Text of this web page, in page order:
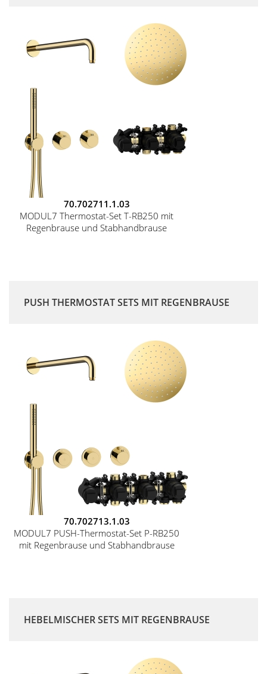
70.702711.1.03
MODUL7 Thermostat-Set T-RB250 mit
Regenbrause und Stabhandbrause
PUSH THERMOSTAT SETS MIT REGENBRAUSE
70.702713.1.03
MODUL7 PUSH-Thermostat-Set P-RB250
mit Regenbrause und Stabhandbrause
HEBELMISCHER SETS MIT REGENBRAUSE